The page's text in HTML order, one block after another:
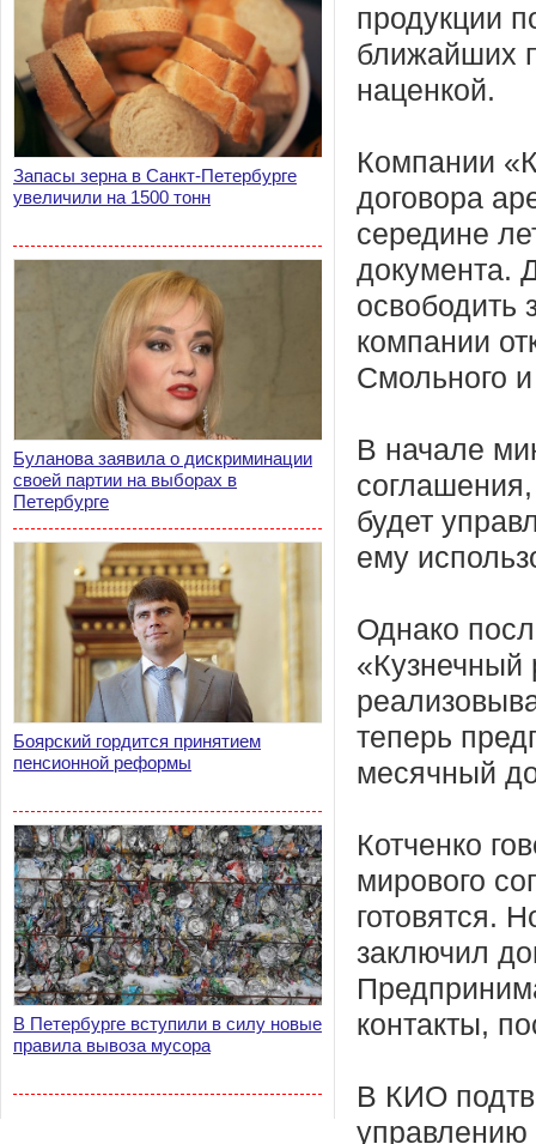
Запасы зерна в Санкт-Петербурге
увеличили на 1500 тонн
Буланова заявила о дискриминации
своей партии на выборах в
Петербурге
Боярский гордится принятием
пенсионной реформы
В Петербурге вступили в силу новые
правила вывоза мусора
продукции
ближайших
наценкой.
Компании
договора
середине
документа.
освободить
компании
Смольного и
В начале
будет
ему
Однако
теперь
месячный
Котченко
мирового
готовятся.
заключил
контакты,
В КИО
управлению